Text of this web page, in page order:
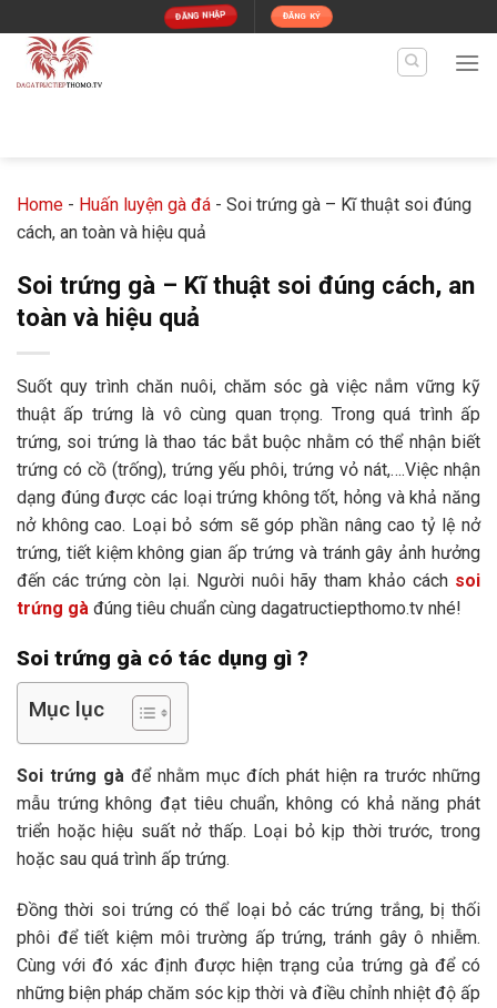
content
ĐĂNG NHẬP ĐĂNG KÝ
Home - Huấn luyện gà đá - Soi trứng gà – Kĩ thuật soi đúng
cách, an toàn và hiệu quả
Soi trứng gà – Kĩ thuật soi đúng cách, an
toàn và hiệu quả
Suốt quy trình chăn nuôi, chăm sóc gà việc nắm vững kỹ
thuật ấp trứng là vô cùng quan trọng. Trong quá trình ấp
trứng, soi trứng là thao tác bắt buộc nhằm có thể nhận biết
trứng có cồ (trống), trứng yếu phôi, trứng vỏ nát,….Việc nhận
dạng đúng được các loại trứng không tốt, hỏng và khả năng
nở không cao. Loại bỏ sớm sẽ góp phần nâng cao tỷ lệ nở
trứng, tiết kiệm không gian ấp trứng và tránh gây ảnh hưởng
đến các trứng còn lại. Người nuôi hãy tham khảo cách soi
trứng gà đúng tiêu chuẩn cùng dagatructiepthomo.tv nhé!
Soi trứng gà có tác dụng gì ?
Mục lục
Soi trứng gà để nhằm mục đích phát hiện ra trước những
mẫu trứng không đạt tiêu chuẩn, không có khả năng phát
triển hoặc hiệu suất nở thấp. Loại bỏ kịp thời trước, trong
hoặc sau quá trình ấp trứng.
Đồng thời soi trứng có thể loại bỏ các trứng trắng, bị thối
phôi để tiết kiệm môi trường ấp trứng, tránh gây ô nhiễm.
Cùng với đó xác định được hiện trạng của trứng gà để có
những biện pháp chăm sóc kịp thời và điều chỉnh nhiệt độ ấp